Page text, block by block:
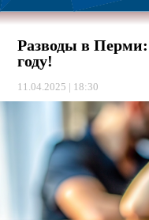
Разводы в
году!
11.04.2025 | 18:30